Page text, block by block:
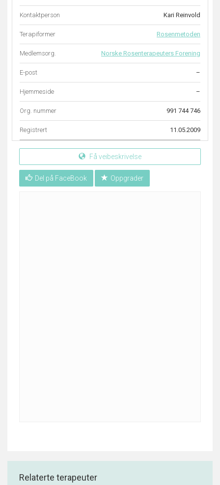
Kontaktperson Kari Reinvold
Terapiformer Rosenmetoden
Medlemsorg. Norske Rosenterapeuters Forening
E-post –
Hjemmeside –
Org. nummer 991 744 746
Registrert 11.05.2009
Få veibeskrivelse
Del på FaceBook Oppgrader
Relaterte terapeuter